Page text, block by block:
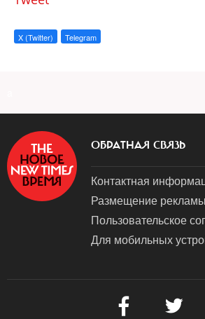
X (Twitter) Telegram
ОБРАТНАЯ СВЯЗЬ
Контактная
Размещение рекламы
Пользовательское
Для мобильных